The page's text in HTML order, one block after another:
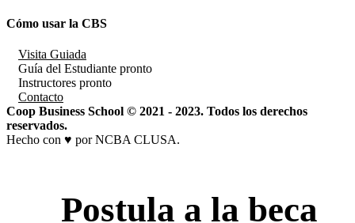
Cómo usar la CBS
Visita Guiada
Guía del Estudiante pronto
Instructores pronto
Contacto
Coop Business School © 2021 - 2023. Todos los derechos
reservados.
Hecho con ♥ por NCBA CLUSA.
Postula a la beca